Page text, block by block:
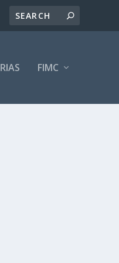
FIMC